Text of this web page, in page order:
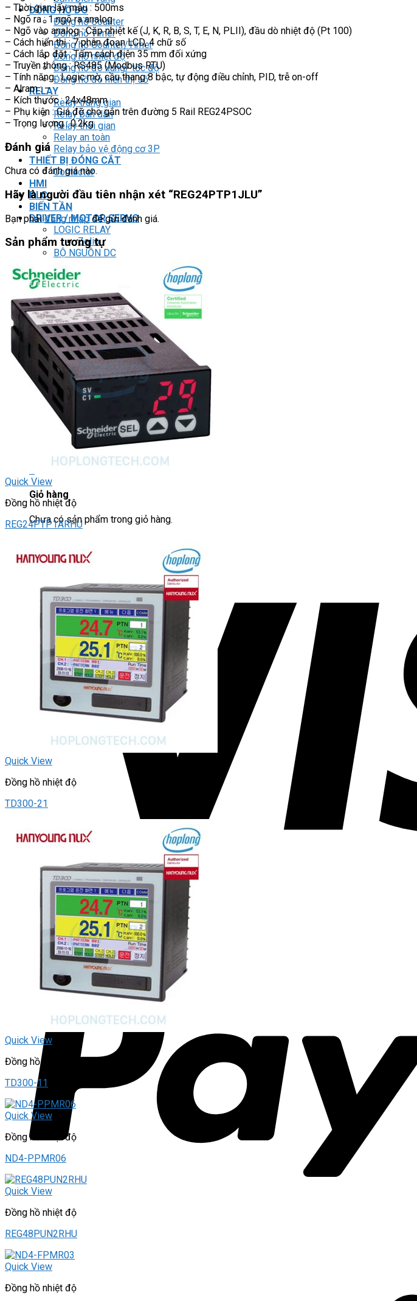
ĐỒNG HỒ ĐO
Đồng hồ Counter
Đồng hồ Timer
Đồng hồ Counter/Timer
Đồng hồ nhiệt độ
Đồng hồ đo xung/ tốc độ
Đồng hồ đo hiển thị số
RELAY
Relay trung gian
Relay bán dẫn
Relay thời gian
Relay an toàn
Relay bảo vệ động cơ 3P
THIẾT BỊ ĐÓNG CẮT
Contactor
HMI
PLC
BIẾN TẦN
DRIVER / MOTOR SERVO
LOGIC RELAY
Zelio
BỘ NGUỒN DC
Robot KUKA
Light Star
DRIVER / MOTOR STEP
ĐÈN BÁO
Đèn báo quay
Đèn báo panel tròn
Đèn báo tháp
Đèn báo khác
CHUYỂN MẠCH / NÚT NHẤN
Chuyển mạch có khóa
Công tắc dừng khẩn
Nút nhấn
Phích cắm / Ổ cắm / Công tắc
Can nhiệt
Giỏ hàng
Chưa có sản phẩm trong giỏ hàng.
– Thời gian lấy mẫu : 500ms
– Ngõ ra : 1 ngõ ra analog
– Ngõ vào analog : Cặp nhiệt kế (J, K, R, B, S, T, E, N, PLII), đầu dò nhiệt độ (Pt 100)
– Cách hiển thị : 7 phân đoạn LCD, 4 chữ số
– Cách lắp đặt : Tấm cách điện 35 mm đối xứng
– Truyền thông : RS485 (Modbus RTU)
– Tính năng : Logic mờ, cầu thang 8 bậc, tự động điều chỉnh, PID, trễ on-off
– Alram : –
– Kích thước : 24x48mm
– Phụ kiện : Giá đỡ cho gắn trên đường 5 Rail REG24PSOC
– Trọng lượng : 0.2kg
Đánh giá
Chưa có đánh giá nào.
Hãy là người đầu tiên nhận xét “REG24PTP1JLU”
Bạn phải đăng nhậpđể gửi đánh giá.
Sản phẩm tương tự
Quick View
Đồng hồ nhiệt độ
REG24PTP1ARHU
Quick View
Đồng hồ nhiệt độ
TD300-21
Quick View
Đồng hồ nhiệt độ
TD300-11
Quick View
Đồng hồ nhiệt độ
ND4-PPMR06
Quick View
Đồng hồ nhiệt độ
REG48PUN2RHU
Quick View
Đồng hồ nhiệt độ